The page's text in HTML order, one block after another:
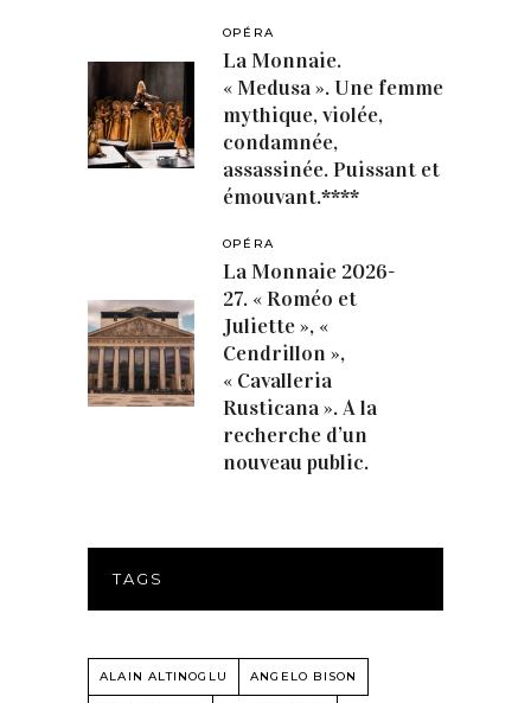
OPÉRA
La Monnaie.
« Medusa ». Une femme
mythique, violée,
condamnée,
assassinée. Puissant et
émouvant.****
OPÉRA
La Monnaie 2026-
27. « Roméo et
Juliette », «
Cendrillon »,
« Cavalleria
Rusticana ». A la
recherche d’un
nouveau public.
TAGS
ALAIN ALTINOGLU ANGELO BISON